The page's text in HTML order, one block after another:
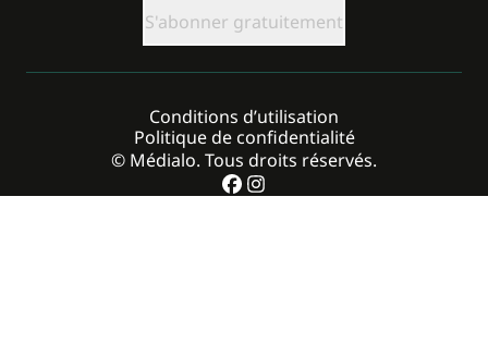
© Médialo. Tous droits réservés.
Conditions d’utilisation
Politique de confidentialité